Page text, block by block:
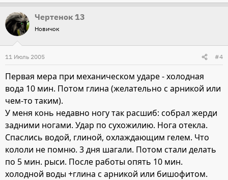
Чертенок 13
Новичок
11 Июль 2005 #4
Первая мера при механическом ударе - холодная
вода 10 мин. Потом глина (желательно с арникой или
чем-то таким).
У меня конь недавно ногу так расшиб: собрал жерди
задними ногами. Удар по сухожилию. Нога отекла.
Спаслись водой, глиной, охлаждающим гелем. Что
кололи не помню. 3 дня шагали. Потом стали делать
по 5 мин. рыси. После работы опять 10 мин.
холодной воды +глина с арникой или бишофитом.